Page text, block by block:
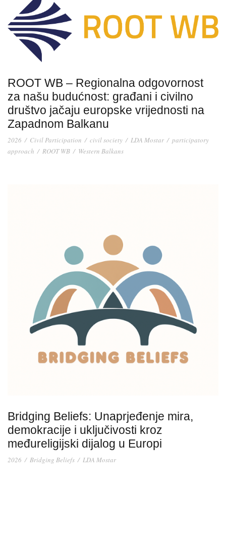
ROOT WB – Regionalna odgovornost
za našu budućnost: građani i civilno
društvo jačaju europske vrijednosti na
Zapadnom Balkanu
2026 / Civil Participation / civil society / LDA Mostar / participatory
approach / ROOT WB / Western Balkans
Bridging Beliefs: Unaprjeđenje mira,
demokracije i uključivosti kroz
međureligijski dijalog u Europi
2026 / Bridging Beliefs / LDA Mostar